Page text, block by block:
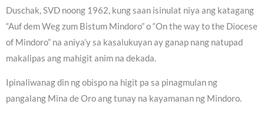
Duschak, SVD noong 1962, kung saan isinulat niya ang katagang
“Auf dem Weg zum Bistum Mindoro” o “On the way to the Diocese
of Mindoro” na aniya’y sa kasalukuyan ay ganap nang natupad
makalipas ang mahigit anim na dekada.
Ipinaliwanag din ng obispo na higit pa sa pinagmulan ng
pangalang Mina de Oro ang tunay na kayamanan ng Mindoro.